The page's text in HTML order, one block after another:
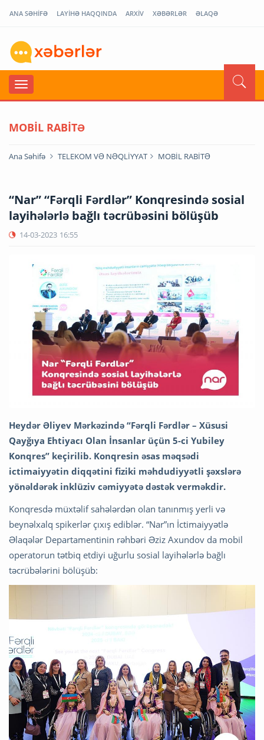
ANA SƏHİFƏ LAYİHƏ HAQQINDA ARXİV XƏBƏRLƏR ƏLAQƏ
MOBİL RABİTƏ
Ana Səhifə TELEKOM VƏ NƏQLİYYAT MOBİL RABİTƏ
“Nar” “Fərqli Fərdlər” Konqresində sosial
layihələrlə bağlı təcrübəsini bölüşüb
14-03-2023 16:55
Heydər Əliyev Mərkəzində “Fərqli Fərdlər – Xüsusi
Qayğıya Ehtiyacı Olan İnsanlar üçün 5-ci Yubiley
Konqres” keçirilib. Konqresin əsas məqsədi
ictimaiyyətin diqqətini fiziki məhdudiyyətli şəxslərə
yönəldərək inklüziv cəmiyyətə dəstək verməkdir.
Konqresdə müxtəlif sahələrdən olan tanınmış yerli və
beynəlxalq spikerlər çıxış ediblər. “Nar”ın İctimaiyyətlə
Əlaqələr Departamentinin rəhbəri Əziz Axundov da mobil
operatorun tətbiq etdiyi uğurlu sosial layihələrlə bağlı
təcrübələrini bölüşüb: